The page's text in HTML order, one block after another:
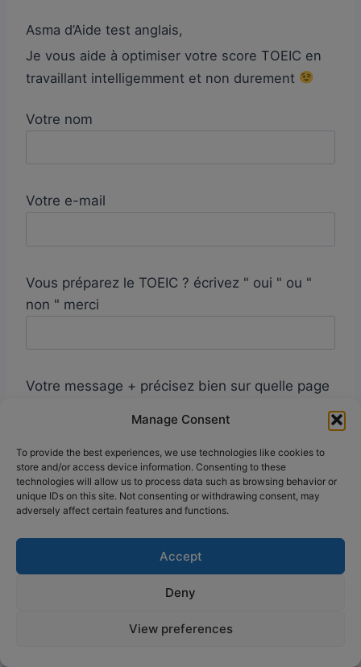
Manage Consent
To provide the best experiences, we use technologies like cookies to
store and/or access device information. Consenting to these
technologies will allow us to process data such as browsing behavior or
unique IDs on this site. Not consenting or withdrawing consent, may
adversely affect certain features and functions.
Accept
Deny
View preferences
Asma d’Aide test anglais,
Je vous aide à optimiser votre score TOEIC en
travaillant intelligemment et non durement
Votre nom
Votre e-mail
Vous préparez le TOEIC ? écrivez " oui " ou "
non " merci
Votre message + précisez bien sur quelle page
vous répondre au mieux